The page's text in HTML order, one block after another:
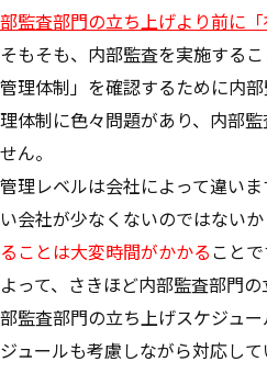
部監査部門の立ち上げより前に
そもそも、内部監査を実施する
管理体制」を確認するために内
理体制に色々問題があり、内部
せん。
管理レベルは会社によって違い
い会社が少なくないのではない
ることは大変時間がかかることで
よって、さきほど内部監査部門
部監査部門の立ち上げスケジュ
ジュールも考慮しながら対応し